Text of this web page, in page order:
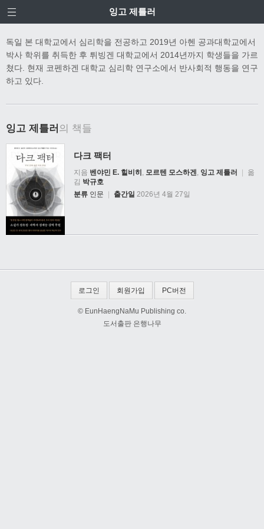
잉고 제틀러
독일 본 대학교에서 심리학을 전공하고 2019년 아헨 공과대학교에서
박사 학위를 취득한 후 튀빙겐 대학교에서 2014년까지 학생들을 가르
쳤다. 현재 코펜하겐 대학교 심리학 연구소에서 반사회적 행동을 연구
하고 있다.
잉고 제틀러 의 책들
다크 팩터
지음 벤야민 E. 힐비히 , 모르텐 모스하겐, 잉고 제틀러
옮
김 박규호
분류 인문 출간일 2026년 4월 27일
로그인 회원가입 PC버전
© EunHaengNaMu Publishing co.
도서출판 은행나무